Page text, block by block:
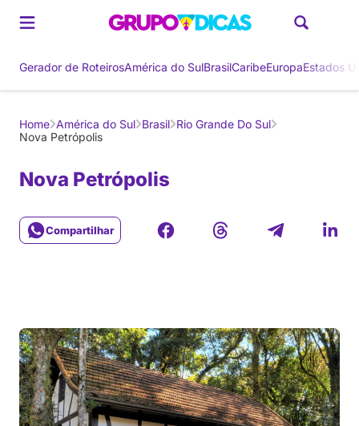
Gerador de RoteirosAmérica do SulBrasilCaribeEuropaEstados
Home América do Sul Brasil Rio Grande Do Sul
Nova Petrópolis
Nova Petrópolis
Compartilhar